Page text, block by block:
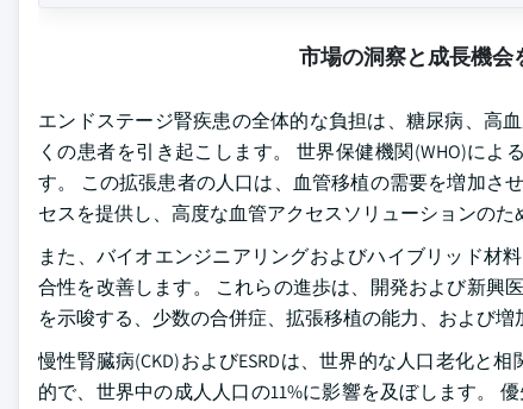
市場の洞察と成長機会
エンドステージ腎疾患の全体的な負担は、糖尿病、高
くの患者を引き起こします。 世界保健機関(WHO)に
す。 この拡張患者の人口は、血管移植の需要を増加さ
セスを提供し、高度な血管アクセスソリューションのた
また、バイオエンジニアリングおよびハイブリッド材
合性を改善します。 これらの進歩は、開発および新興
を示唆する、少数の合併症、拡張移植の能力、および増
慢性腎臓病(CKD)およびESRDは、世界的な人口老化と
的で、世界中の成人人口の11%に影響を及ぼします。